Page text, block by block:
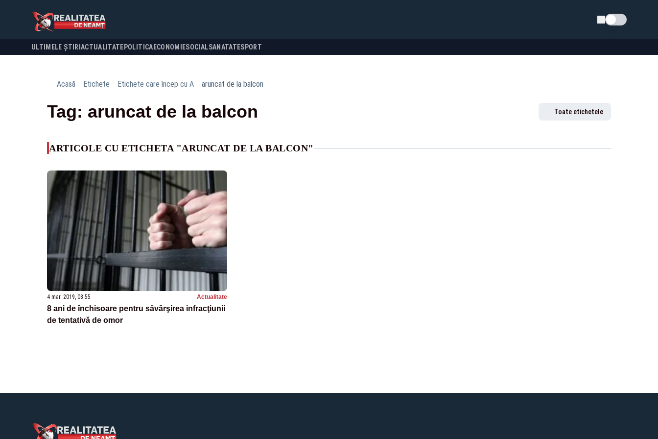
Schimba tema
ULTIMELE ȘTIRI ACTUALITATE POLITICA ECONOMIESOCIALSANATATESPORT
Acasă Etichete Etichete care încep cu A aruncat de la balcon
Tag: aruncat de la balcon Toate etichetele
ARTICOLE CU ETICHETA "ARUNCAT DE LA BALCON"
4 mar. 2019, 08:55 Actualitate
8 ani de închisoare pentru săvârşirea infracţiunii
de tentativă de omor